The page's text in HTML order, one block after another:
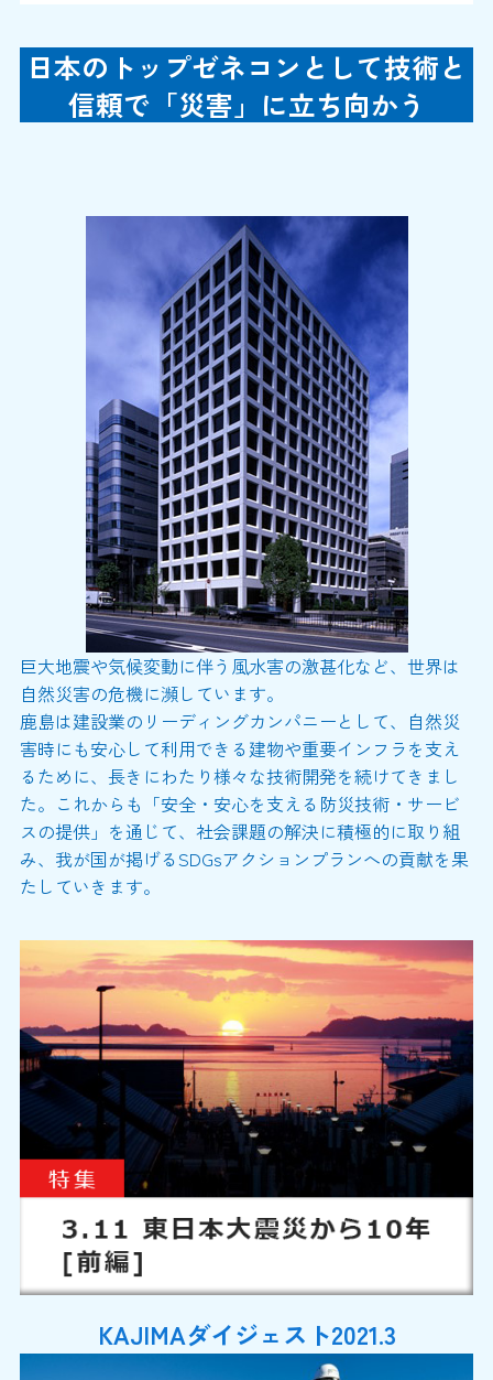
日本のトップゼネコンとして技術と
信頼で「災害」に立ち向かう
巨大地震や気候変動に伴う風水害の激甚化など、世界は
自然災害の危機に瀕しています。
鹿島は建設業のリーディングカンパニーとして、自然災
害時にも安心して利用できる建物や重要インフラを支え
るために、長きにわたり様々な技術開発を続けてきまし
た。これからも「安全・安心を支える防災技術・サービ
スの提供」を通じて、社会課題の解決に積極的に取り組
み、我が国が掲げるSDGsアクションプランへの貢献を果
たしていきます。
KAJIMAダイジェスト2021.3